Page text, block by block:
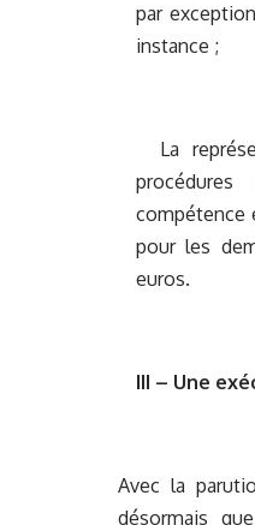
par
instance ;
La
compétence
pour les
euros.
III – Une
Avec la
désormais